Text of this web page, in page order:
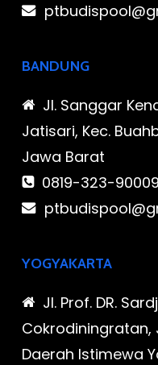
BANDUNG
Jl. Sanggar
Jatisari, Kec.
Jawa Barat
0819-323-
YOGYAKARTA
Jl. Prof. DR.
Cokrodiningratan,
Daerah Istimewa